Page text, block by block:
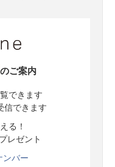
のご案内
できます
信できます
る！
レゼント
ンバー